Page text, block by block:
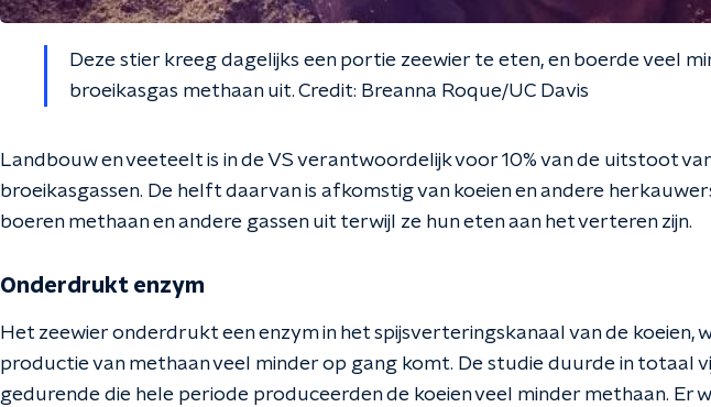
Deze stier kreeg dagelijks een portie zeewier te eten, en boerde veel
broeikasgas methaan uit. Credit: Breanna Roque/UC Davis
Landbouw en veeteelt is in de VS verantwoordelijk voor 10% van de uitstoot
broeikasgassen. De helft daarvan is afkomstig van koeien en andere
boeren methaan en andere gassen uit terwijl ze hun eten aan het verteren zijn.
Onderdrukt enzym
Het zeewier onderdrukt een enzym in het spijsverteringskanaal van de koeien,
productie van methaan veel minder op gang komt. De studie duurde in totaal
gedurende die hele periode produceerden de koeien veel minder methaan. Er